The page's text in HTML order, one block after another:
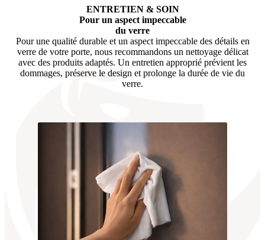
ENTRETIEN & SOIN
Pour un aspect impeccable
du verre
Pour une qualité durable et un aspect impeccable des détails en
verre de votre porte, nous recommandons un nettoyage délicat
avec des produits adaptés. Un entretien approprié prévient les
dommages, préserve le design et prolonge la durée de vie du
verre.